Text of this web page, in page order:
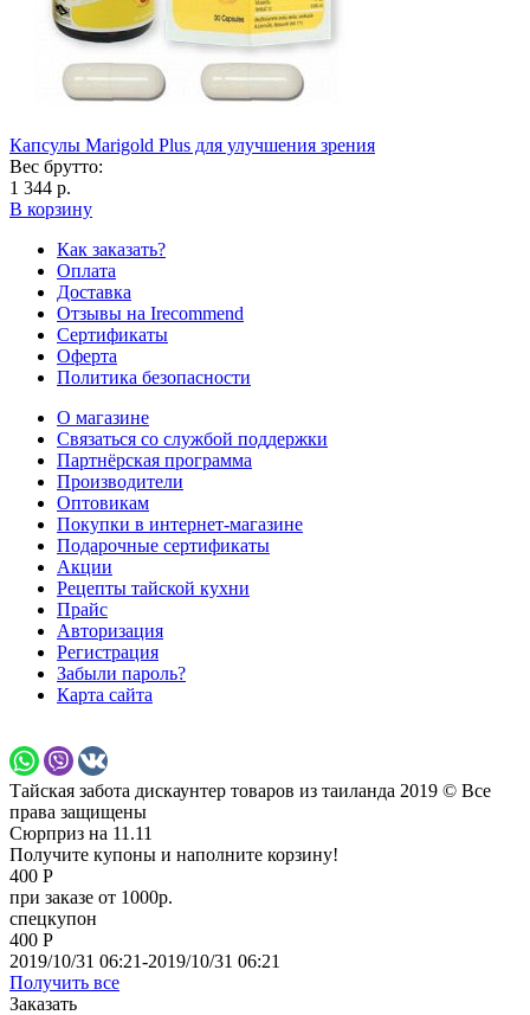
Капсулы Marigold Plus для улучшения зрения
Вес брутто:
1 344 р.
В корзину
Как заказать?
Оплата
Доставка
Отзывы на Irecommend
Сертификаты
Оферта
Политика безопасности
О магазине
Связаться со службой поддержки
Партнёрская программа
Производители
Оптовикам
Покупки в интернет-магазине
Подарочные сертификаты
Акции
Рецепты тайской кухни
Прайс
Авторизация
Регистрация
Забыли пароль?
Карта сайта
Тайская забота дискаунтер товаров из таиланда 2019 © Все
права защищены
Сюрприз на 11.11
Получите купоны и наполните корзину!
400 Р
при заказе от 1000р.
спецкупон
400 Р
2019/10/31 06:21-2019/10/31 06:21
Получить все
Заказать